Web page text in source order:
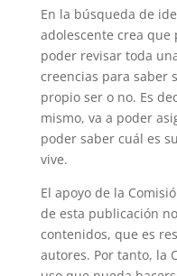
En la búsqueda de
adolescente crea que
poder revisar toda
creencias para saber
propio ser o no. Es
mismo, va a poder
poder saber cuál es
vive.
El apoyo de la
de esta publicación
contenidos, que es
autores. Por tanto, la